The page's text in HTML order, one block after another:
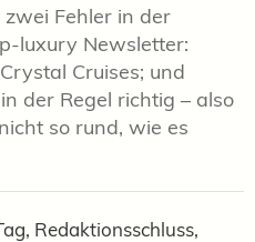
Fehler in der
luxury Newsletter:
Cruises; und
der Regel richtig – also
so rund, wie es
Redaktionsschluss,